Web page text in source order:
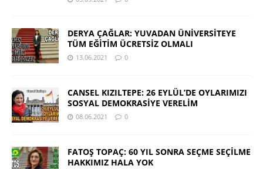
DERYA ÇAĞLAR: YUVADAN ÜNİVERSİTEYE
TÜM EĞİTİM ÜCRETSİZ OLMALI
13.06.2021 0
CANSEL KIZILTEPE: 26 EYLÜL’DE OYLARIMIZI
SOSYAL DEMOKRASİYE VERELİM
08.06.2021 0
FATOŞ TOPAÇ: 60 YIL SONRA SEÇME SEÇİLME
HAKKIMIZ HALA YOK